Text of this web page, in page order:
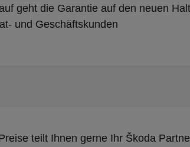
geht die Garantie auf den neuen
und Geschäftskunden
teilt Ihnen gerne Ihr Škoda